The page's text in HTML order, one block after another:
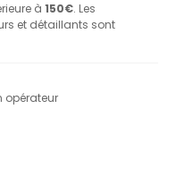
à 150€. Les
et détaillants sont
opérateur